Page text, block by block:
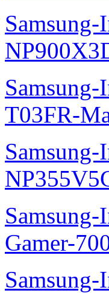
T03FR-
Gamer-